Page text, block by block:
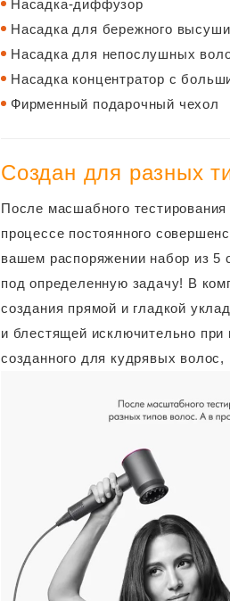
Насадка-диффузор
Насадка для бережного
Насадка для непослушных
Насадка концентратор с
Фирменный подарочный чехол
Создан для разных
После масшабного
процессе постоянного
вашем распоряжении набор из 5
под определенную задачу! В
создания прямой и гладкой
и блестящей исключительно
созданного для кудрявых